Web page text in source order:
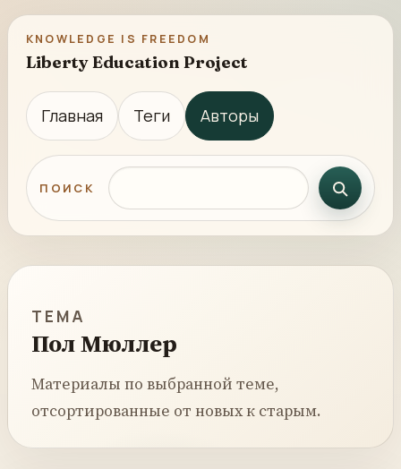
KNOWLEDGE IS FREEDOM
Liberty Education Project
Главная Теги Авторы
ПОИСК Поиск по сайту
ТЕМА
Пол Мюллер
Материалы по выбранной теме,
отсортированные от новых к старым.